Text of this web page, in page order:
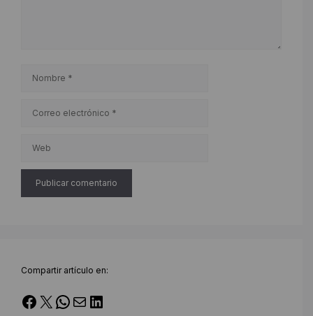
Nombre
Correo
Web
Compartir artículo en:
Facebook
X WhatsApp
Correo electrónico
LinkedIn